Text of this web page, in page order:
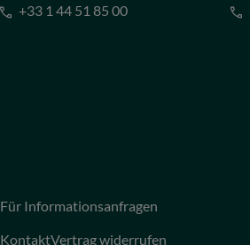
+33 1 44 51 85 00
Für Informationsanfragen
KontaktVertrag widerrufen